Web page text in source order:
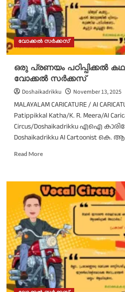
സർക്കസ്
വോക്കൽ സർക്കസ്
ഒരു പ്രണയം പഠിപ്പിക്കൽ
വോക്കൽ സർക്കസ്
Doshaikadrikku November 13, 2025
MALAYALAM CARICATURE / AI
Patippikkal Katha/K. R. Meera/AI
Circus/Doshaikadrikku എഐ
Doshaikadrikku AI Cartoonist കെ.
Read MoreRead
ഒരു
പ്രണയം
പഠിപ്പിക്കൽ
കഥ/
കെ.
ആർ.
മീര/
വോക്കൽ
സർക്കസ്